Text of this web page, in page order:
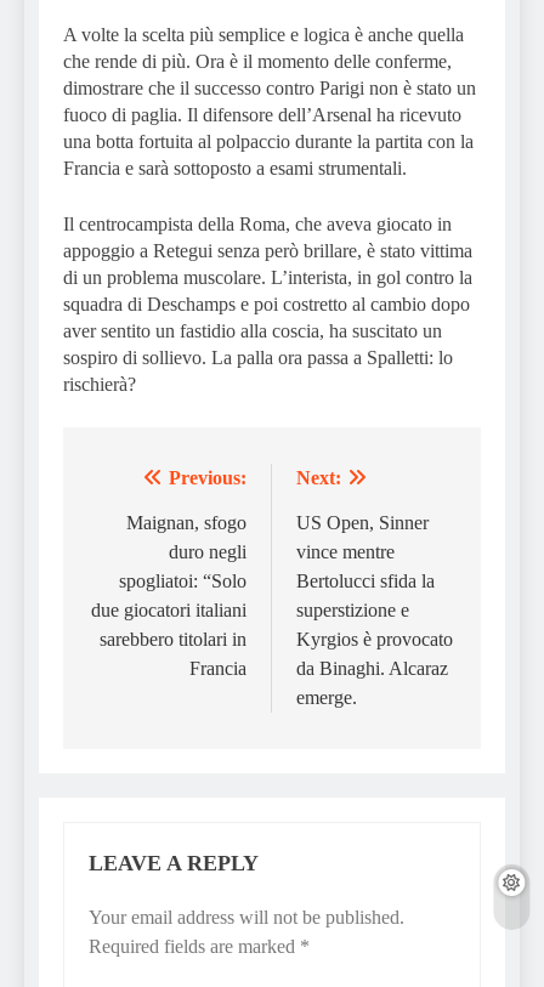
A volte la scelta più semplice e logica è anche quella
che rende di più. Ora è il momento delle conferme,
dimostrare che il successo contro Parigi non è stato un
fuoco di paglia. Il difensore dell’Arsenal ha ricevuto
una botta fortuita al polpaccio durante la partita con la
Francia e sarà sottoposto a esami strumentali.
Il centrocampista della Roma, che aveva giocato in
appoggio a Retegui senza però brillare, è stato vittima
di un problema muscolare. L’interista, in gol contro la
squadra di Deschamps e poi costretto al cambio dopo
aver sentito un fastidio alla coscia, ha suscitato un
sospiro di sollievo. La palla ora passa a Spalletti: lo
rischierà?
navigation
Previous:
Maignan, sfogo
duro negli
spogliatoi: “Solo
due giocatori italiani
sarebbero titolari in
Francia
Next:
US Open, Sinner
vince mentre
Bertolucci sfida la
superstizione e
Kyrgios è provocato
da Binaghi. Alcaraz
emerge.
LEAVE A REPLY
Your email address will not be published.
Required fields are marked *